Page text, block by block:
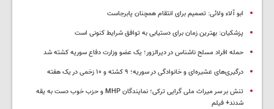
ابو آلاء ولائی: تصمیم برای انتقام همچنان پابرجاست
پزشکیان‌: بهترین زمان برای دستیابی به توافق شرایط کنونی است
حمله افراد مسلح ناشناس در دیرالزور؛ یک عضو وزارت دفاع سوریه کشته شد
درگیری‌های عشیره‌ای و خانوادگی در سوریه؛ ۹ کشته و ۱۰ زخمی در یک هفته
تنش بر سر میراث ملی گرایی ترکی؛ نمایندگان MHP و حزب خوب دست به یقه
شدند+ فیلم